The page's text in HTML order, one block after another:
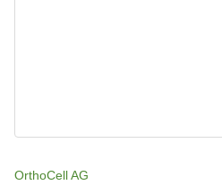
OrthoCell AG